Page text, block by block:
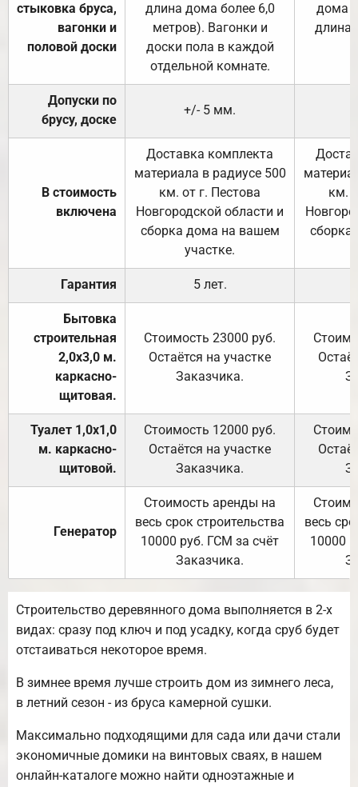
стыковка бруса,
вагонки и
половой доски
длина дома более 6,0
метров). Вагонки и
доски пола в каждой
отдельной комнате.
дома
длина
Допуски по
брусу, доске
+/- 5 мм.
В стоимость
включена
Доставка комплекта
материала в радиусе 500
км. от г. Пестова
Новгородской области и
сборка дома на вашем
участке.
км.
Гарантия 5 лет.
Бытовка
строительная
2,0х3,0 м.
каркасно-
щитовая.
Стоимость 23000 руб.
Остаётся на участке
Заказчика.
Туалет 1,0х1,0
м. каркасно-
щитовой.
Стоимость 12000 руб.
Остаётся на участке
Заказчика.
Генератор
Стоимость аренды на
весь срок строительства
10000 руб. ГСМ за счёт
Заказчика.
весь
10000
Строительство деревянного дома выполняется в 2-х
видах: сразу под ключ и под усадку, когда сруб будет
отстаиваться некоторое время.
В зимнее время лучше строить дом из зимнего леса,
в летний сезон - из бруса камерной сушки.
Максимально подходящими для сада или дачи стали
экономичные домики на винтовых сваях, в нашем
онлайн-каталоге можно найти одноэтажные и